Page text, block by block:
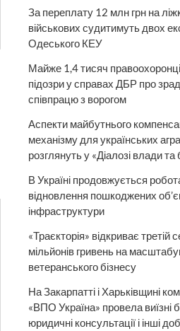
За переплату 12 млн грн на
військових судитимуть двох
Одеського КЕУ
Майже 1,4 тисяч
підозри у справах ДБР про
співпрацю з ворогом
Аспекти майбутнього
механізму для українських
розглянуть у «Діалозі влади та
В Україні продовжується
відновлення пошкоджених
інфраструктури
«Траєкторія» відкриває третій
мільйонів гривень на
ветеранського бізнесу
На Закарпатті і Харьківщині
«ВПО Україна» провела виїзні
юридичні консультації і інші